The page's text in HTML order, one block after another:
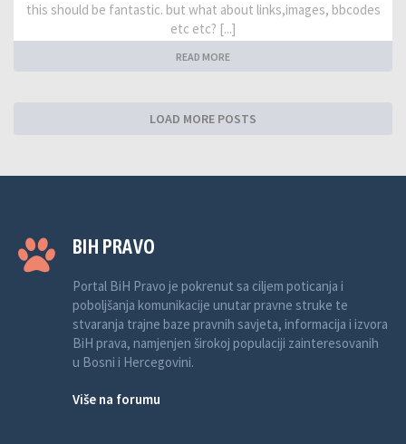
this should be fantastic. but what about links,images, bbcodes
etc etc? [...]
READ MORE
LOAD MORE POSTS
BIH PRAVO
Portal BiH Pravo je pokrenut sa ciljem poticanja i
poboljšanja komunikacije unutar pravne struke te
stvaranja trajne baze pravnih savjeta, informacija i izvora
BiH prava, namjenjen širokoj populaciji zainteresovanih
u Bosni i Hercegovini.
Više na forumu